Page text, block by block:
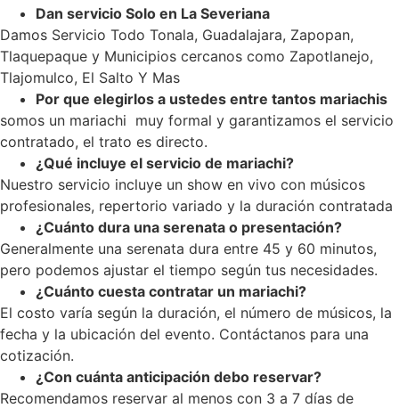
Dan servicio Solo en La Severiana
Damos Servicio Todo Tonala, Guadalajara, Zapopan,
Tlaquepaque y Municipios cercanos como Zapotlanejo,
Tlajomulco, El Salto Y Mas
Por que elegirlos a ustedes entre tantos mariachis
somos un mariachi muy formal y garantizamos el servicio
contratado, el trato es directo.
¿Qué incluye el servicio de mariachi?
Nuestro servicio incluye un show en vivo con músicos
profesionales, repertorio variado y la duración contratada
¿Cuánto dura una serenata o presentación?
Generalmente una serenata dura entre 45 y 60 minutos,
pero podemos ajustar el tiempo según tus necesidades.
¿Cuánto cuesta contratar un mariachi?
El costo varía según la duración, el número de músicos, la
fecha y la ubicación del evento. Contáctanos para una
cotización.
¿Con cuánta anticipación debo reservar?
Recomendamos reservar al menos con 3 a 7 días de